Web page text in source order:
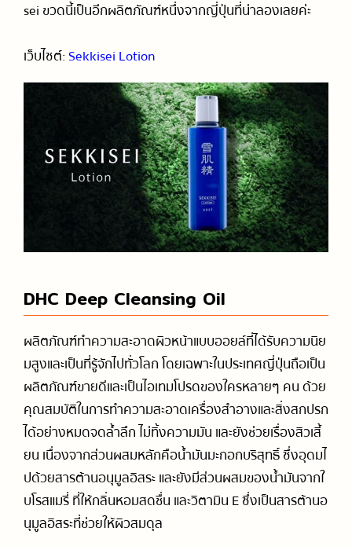
sei ขวดนี้เป็นอีกผลิตภัณฑ์หนึ่งจากญี่ปุ่นที่น่าลองเลยค่ะ
เว็บไซต์:Sekkisei Lotion
DHC Deep Cleansing Oil
ผลิตภัณฑ์ทำความสะอาดผิวหน้าแบบออยล์ที่ได้รับความนิย
มสูงและเป็นที่รู้จักไปทั่วโลก โดยเฉพาะในประเทศญี่ปุ่นถือเป็น
ผลิตภัณฑ์ขายดีและเป็นไอเทมโปรดของใครหลายๆ คน ด้วย
คุณสมบัติในการทำความสะอาดเครื่องสำอางและสิ่งสกปรก
ได้อย่างหมดจดล้ำลึก ไม่ทิ้งความมัน และยังช่วยเรื่องสิวเสี้
ยน เนื่องจากส่วนผสมหลักคือน้ำมันมะกอกบริสุทธิ์ ซึ่งอุดมไ
ปด้วยสารต้านอนุมูลอิสระ และยังมีส่วนผสมของน้ำมันจากใ
บโรสแมรี่ ที่ให้กลิ่นหอมสดชื่น และวิตามิน E ซึ่งเป็นสารต้านอ
นุมูลอิสระที่ช่วยให้ผิวสมดุล